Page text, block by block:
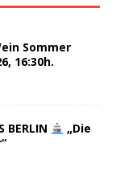
Sommer
16:30h.
BERLIN
„Die